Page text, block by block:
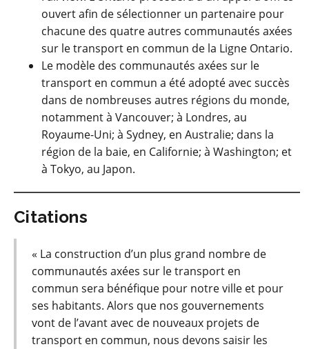
ouvert afin de sélectionner un partenaire pour
chacune des quatre autres communautés axées
sur le transport en commun de la Ligne Ontario.
Le modèle des communautés axées sur le
transport en commun a été adopté avec succès
dans de nombreuses autres régions du monde,
notamment à Vancouver; à Londres, au
Royaume-Uni; à Sydney, en Australie; dans la
région de la baie, en Californie; à Washington; et
à Tokyo, au Japon.
Citations
« La construction d’un plus grand nombre de
communautés axées sur le transport en
commun sera bénéfique pour notre ville et pour
ses habitants. Alors que nos gouvernements
vont de l’avant avec de nouveaux projets de
transport en commun, nous devons saisir les